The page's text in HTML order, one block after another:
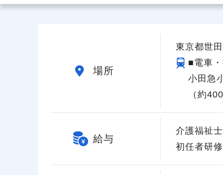
場所
東京都世
■電車
小田急
（約
給与
介護福祉
初任者研